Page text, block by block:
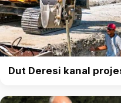
Dut Deresi kanal